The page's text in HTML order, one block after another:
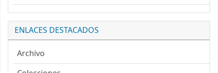
ENLACES DESTACADOS
Archivo